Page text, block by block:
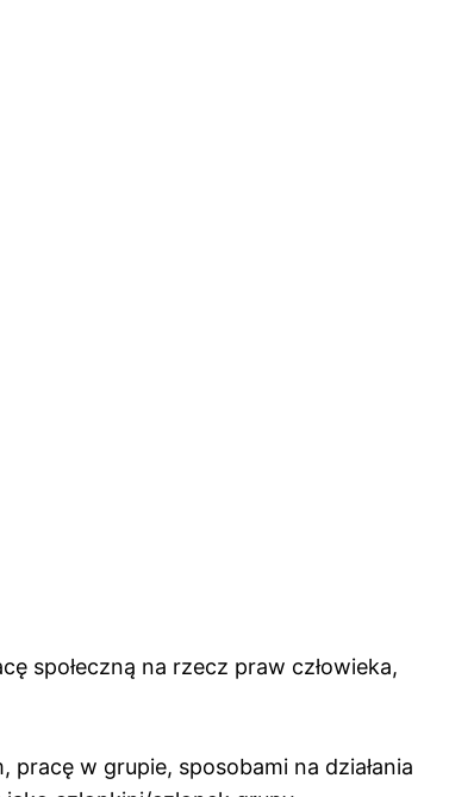
społeczną na rzecz praw człowieka,
w grupie, sposobami na działania